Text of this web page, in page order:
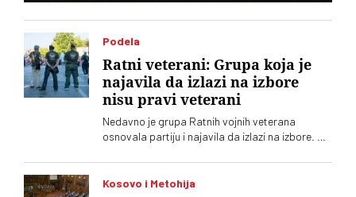
Podela
Ratni veterani: Grupa koja je
najavila da izlazi na izbore
nisu pravi veterani
Nedavno je grupa Ratnih vojnih veterana
osnovala partiju i najavila da izlazi na izbore. Oni
se od njih
Kosovo i Metohija